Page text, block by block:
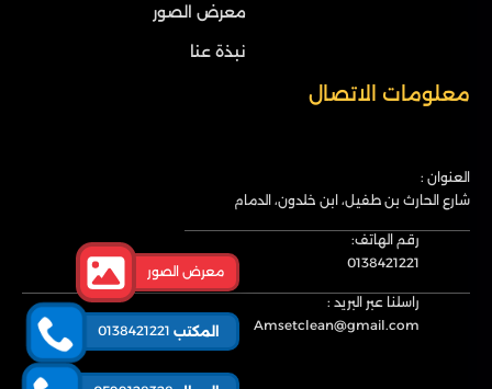
معرض الصور
نبذة عنا
معلومات الاتصال
العنوان :
شارع الحارث بن طفيل، ابن خلدون، الدمام
رقم الهاتف:
0138421221
راسلنا عبر البريد :
Amsetclean@gmail.com
معرض الصور
المكتب